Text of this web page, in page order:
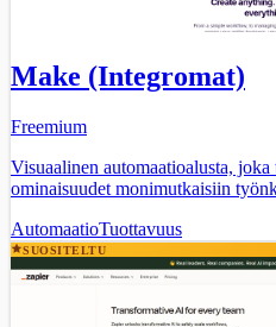
Make (Integromat)
Freemium
Visuaalinen automaatioalusta,
ominaisuudet monimutkaisiin
AutomaatioTuottavuus
SUOSITELTU